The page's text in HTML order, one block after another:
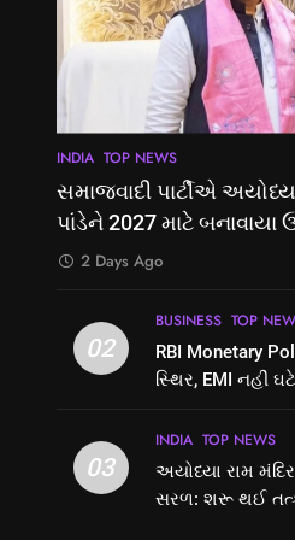
INDIA TOP NEWS
સમાજવાદી પાર્ટીએ
પાંડેને 2027 માટે બનાવાયા
2 Days Ago
02
BUSINESS TOP
RBI Monetary
સ્થિર, EMI નહીં ઘટે
03
INDIA TOP NEWS
અયોધ્યા રામ
સરળ: શરૂ થઈ